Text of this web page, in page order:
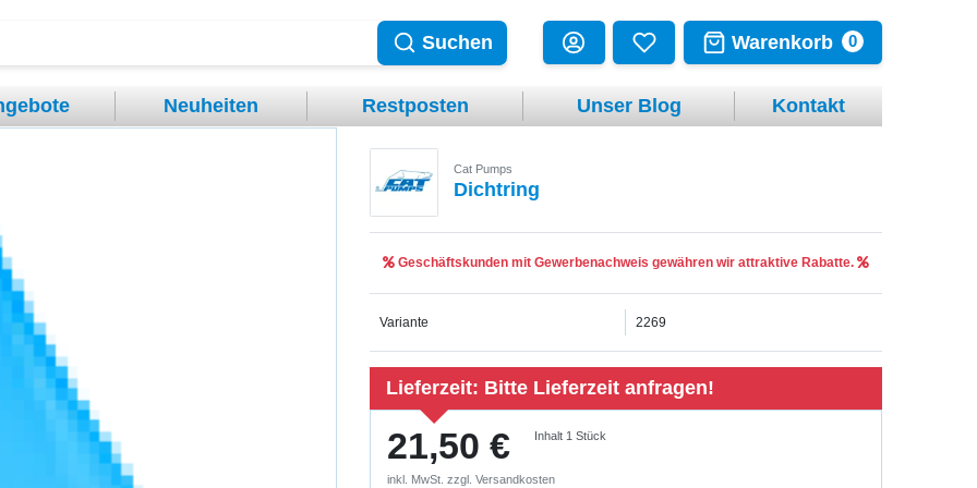
Warenkorb 0
Suchen
Neuheiten Restposten Unser Blog Kontakt
Cat Pumps
Dichtring
Geschäftskunden mit Gewerbenachweis gewähren wir attraktive Rabatte.
Variante 2269
Lieferzeit: Bitte Lieferzeit anfragen!
21,50 € Inhalt 1Stück
inkl. MwSt. zzgl. Versandkosten